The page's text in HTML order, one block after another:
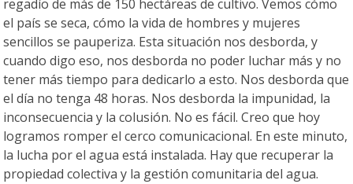
regadío de más de 150 hectáreas de cultivo. Vemos cómo
el país se seca, cómo la vida de hombres y mujeres
sencillos se pauperiza. Esta situación nos desborda, y
cuando digo eso, nos desborda no poder luchar más y no
tener más tiempo para dedicarlo a esto. Nos desborda que
el día no tenga 48 horas. Nos desborda la impunidad, la
inconsecuencia y la colusión. No es fácil. Creo que hoy
logramos romper el cerco comunicacional. En este minuto,
la lucha por el agua está instalada. Hay que recuperar la
propiedad colectiva y la gestión comunitaria del agua.